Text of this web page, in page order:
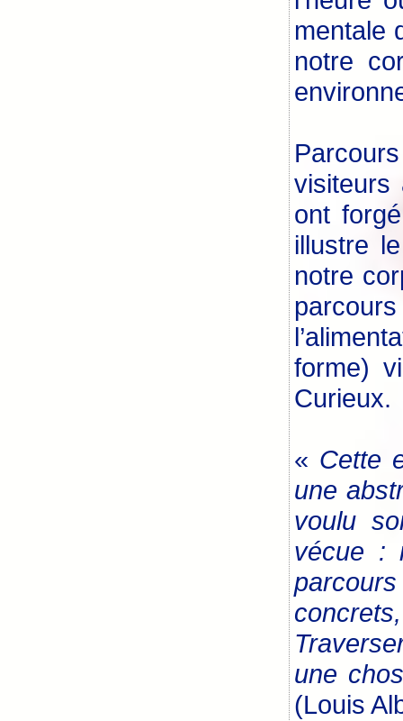
mentale
notre
visiteurs
ont
illustre
notre
forme)
Curieux.
« Cette
une
voulu
vécue :
une
(Louis